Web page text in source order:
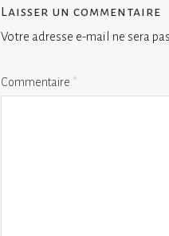
Laisser un commentaire
Votre adresse e-mail ne sera
Commentaire *